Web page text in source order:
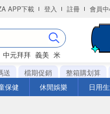
APP下載 登入 註冊 會員
中元拜拜 義美 米
送 檔期促銷 整箱購划算
保健 休閒娛樂 日用